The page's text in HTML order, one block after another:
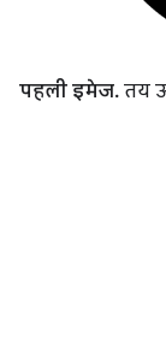
पहली इमेज. तय